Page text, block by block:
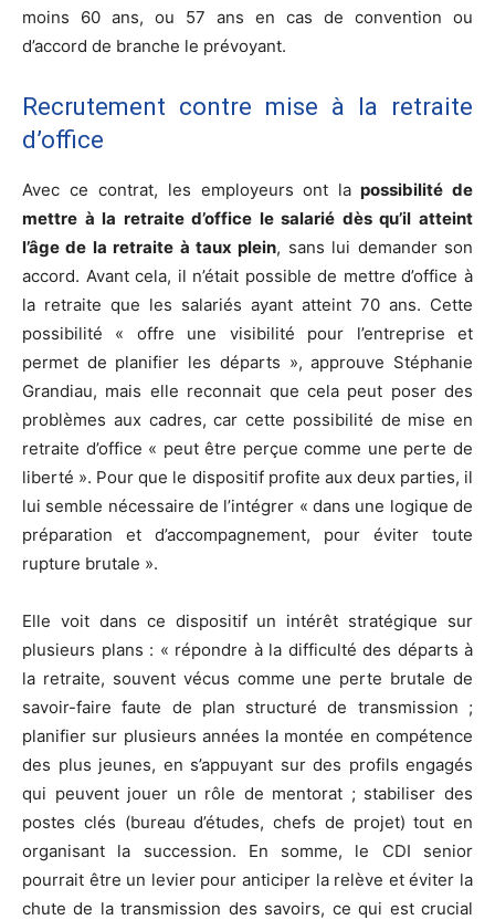
moins 60 ans, ou 57 ans en cas de convention ou
d’accord de branche le prévoyant.
Recrutement contre mise à la retraite
d’office
Avec ce contrat, les employeurs ont la possibilité de
mettre à la retraite d’office le salarié dès qu’il atteint
l’âge de la retraite à taux plein, sans lui demander son
accord. Avant cela, il n’était possible de mettre d’office à
la retraite que les salariés ayant atteint 70 ans. Cette
possibilité « offre une visibilité pour l’entreprise et
permet de planifier les départs », approuve Stéphanie
Grandiau, mais elle reconnait que cela peut poser des
problèmes aux cadres, car cette possibilité de mise en
retraite d’office « peut être perçue comme une perte de
liberté ». Pour que le dispositif profite aux deux parties, il
lui semble nécessaire de l’intégrer « dans une logique de
préparation et d’accompagnement, pour éviter toute
rupture brutale ».
Elle voit dans ce dispositif un intérêt stratégique sur
plusieurs plans : « répondre à la difficulté des départs à
la retraite, souvent vécus comme une perte brutale de
savoir-faire faute de plan structuré de transmission ;
planifier sur plusieurs années la montée en compétence
des plus jeunes, en s’appuyant sur des profils engagés
qui peuvent jouer un rôle de mentorat ; stabiliser des
postes clés (bureau d’études, chefs de projet) tout en
organisant la succession. En somme, le CDI senior
pourrait être un levier pour anticiper la relève et éviter la
chute de la transmission des savoirs, ce qui est crucial